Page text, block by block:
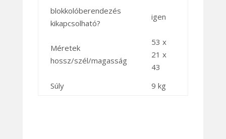
blokkolóberendezés
kikapcsolható?
igen
Méretek
hossz/szél/magasság
53 x
21 x
43
Súly
9 kg